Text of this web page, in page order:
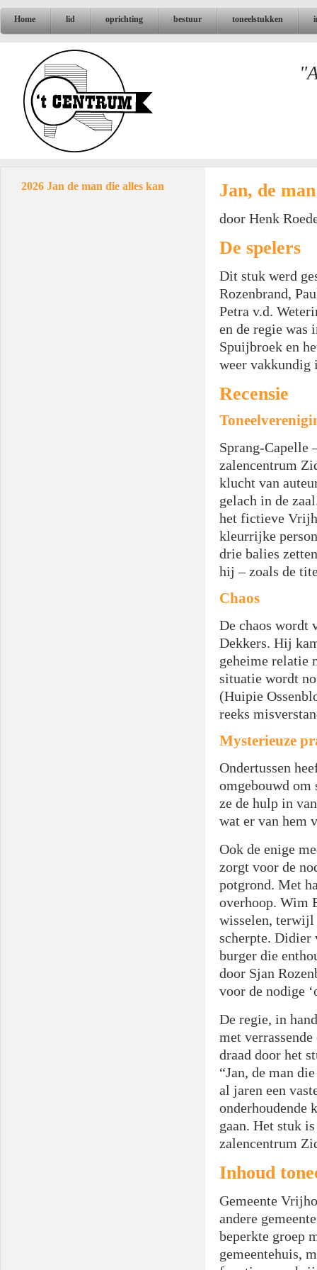
Home lid oprichting bestuur toneelstukken
2026 Jan de man die alles kan Jan, de
door Henk
De spelers
Dit stuk werd
Rozenbrand,
Petra v.d.
en de regie was
Spuijbroek en
weer vakkundig
Recensie
Sprang-Capelle
zalencentrum
klucht van
gelach in de
het fictieve
kleurrijke
drie balies
hij – zoals de
Chaos
De chaos wordt
Dekkers. Hij
geheime relatie
situatie wordt
(Huipie
reeks
Mysterieuze
Ondertussen
omgebouwd om
ze de hulp in
wat er van hem
Ook de enige
zorgt voor de
potgrond. Met
overhoop. Wim
wisselen, terwijl
scherpte. Didier
burger die
door Sjan
voor de nodige
De regie, in
met
draad door het
“Jan, de man
al jaren een
onderhoudende
gaan. Het stuk
zalencentrum
Inhoud
Gemeente
andere
beperkte groep
gemeentehuis,